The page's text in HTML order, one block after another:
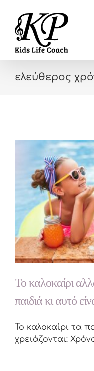
content
ελεύθερος
Το καλοκαίρι
παιδιά κι αυτό
Το καλοκαίρι τα
χρειάζονται: